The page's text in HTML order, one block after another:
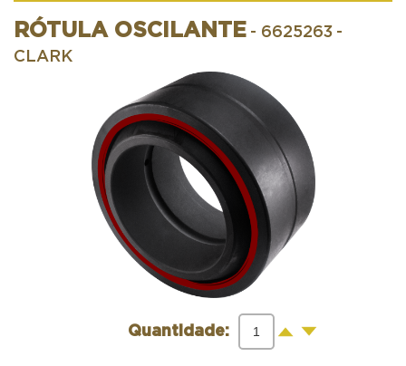
RÓTULA OSCILANTE - 6625263 -
CLARK
Quantidade: + -